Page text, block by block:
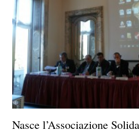
Nasce l’Associazione